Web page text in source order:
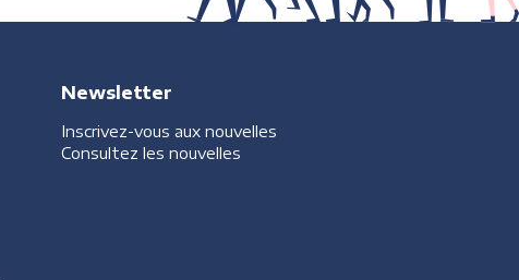
Newsletter
Inscrivez-vous aux nouvelles
Consultez les nouvelles